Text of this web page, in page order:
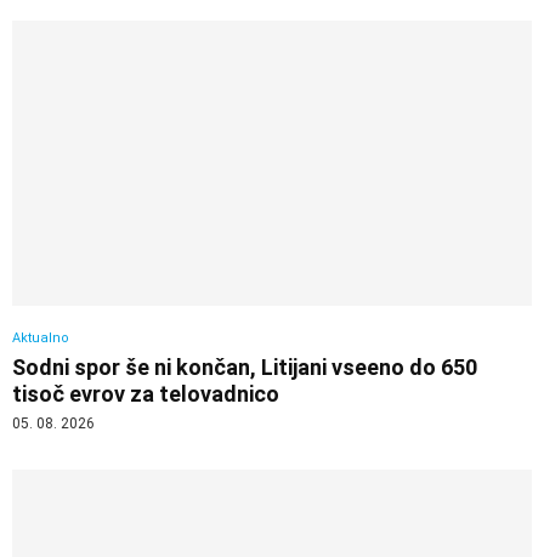
Aktualno
Sodni spor še ni končan, Litijani vseeno do 650
tisoč evrov za telovadnico
05. 08. 2026